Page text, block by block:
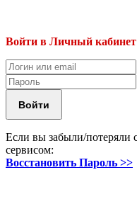
Войти в Личный
Если вы забыли/потеряли
сервисом:
Восстановить Пароль >>